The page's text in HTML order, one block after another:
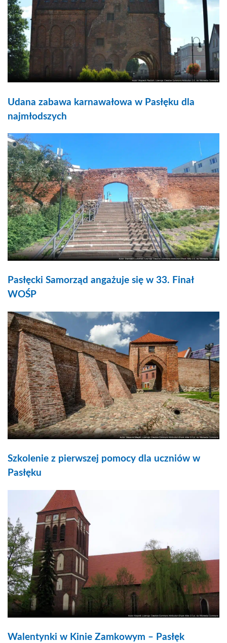
Udana zabawa karnawałowa w Pasłęku dla
najmłodszych
Pasłęcki Samorząd angażuje się w 33. Finał
WOŚP
Szkolenie z pierwszej pomocy dla uczniów w
Pasłęku
Walentynki w Kinie Zamkowym – Pasłęk